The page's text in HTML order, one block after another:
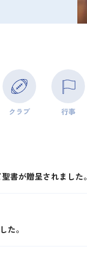
クラブ 行事
書が贈呈されました。
た。